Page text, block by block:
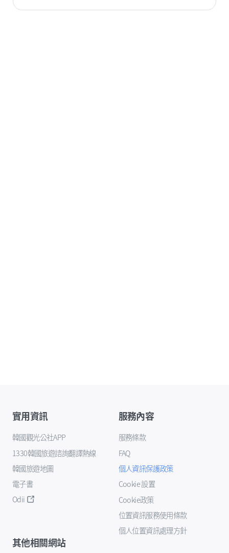
實用資訊
韓國觀光公社APP
1330韓國旅遊諮詢翻譯熱線
韓國旅遊地圖
電子書
Odii
服務內容
服務條款
FAQ
個人資訊保護政策
Cookie 設置
Cookie政策
位置資訊服務使用條款
個人位置資訊處理方針
其他相關網站